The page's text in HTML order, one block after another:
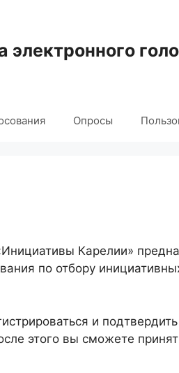
электронного
Опросы
Карелии»
по отбору
и
этого вы сможете